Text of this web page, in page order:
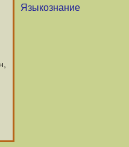
Языкознание